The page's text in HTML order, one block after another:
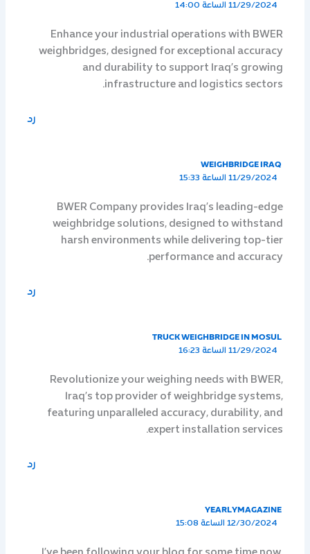
11/29/2024 الساعة 14:00
Enhance your industrial operations with BWER
weighbridges, designed for exceptional accuracy
and durability to support Iraq’s growing
infrastructure and logistics sectors.
رد
WEIGHBRIDGE IRAQ
11/29/2024 الساعة 15:33
BWER Company provides Iraq’s leading-edge
weighbridge solutions, designed to withstand
harsh environments while delivering top-tier
performance and accuracy.
رد
TRUCK WEIGHBRIDGE IN MOSUL
11/29/2024 الساعة 16:23
Revolutionize your weighing needs with BWER,
Iraq’s top provider of weighbridge systems,
featuring unparalleled accuracy, durability, and
expert installation services.
رد
YEARLYMAGAZINE
12/30/2024 الساعة 15:08